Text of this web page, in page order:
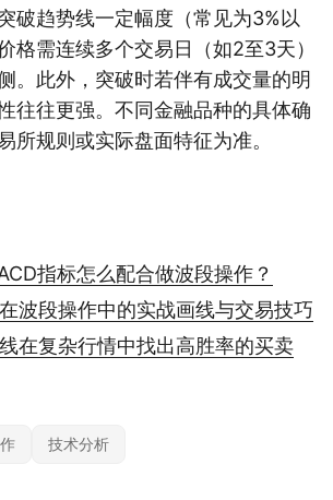
破趋势线一定幅度（常见为3%以
格需连续多个交易日（如2至3天）
。此外，突破时若伴有成交量的明
往往更强。不同金融品种的具体确
所规则或实际盘面特征为准。
指标怎么配合做波段操作？
波段操作中的实战画线与交易技巧
在复杂行情中找出高胜率的买卖
技术分析